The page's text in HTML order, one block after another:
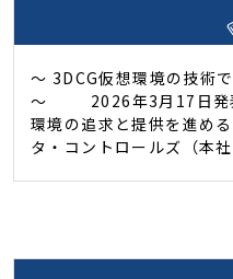
～ 3DCG仮想環境の技術
～ 2026年3月17日発表
環境の追求と提供を進め
タ・コントロールズ（本